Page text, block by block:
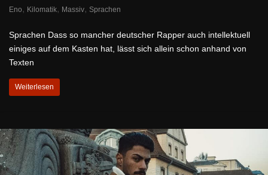
Eno, Kilomatik, Massiv, Sprachen
Sprachen Dass so mancher deutscher Rapper auch intellektuell
einiges auf dem Kasten hat, lässt sich allein schon anhand von
Texten
Weiterlesen